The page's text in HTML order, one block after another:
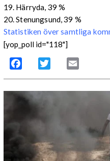
19. Härryda, 39 %
20. Stenungsund, 39 %
Statistiken över samtliga
[yop_poll id="118"]
Facebook Twitter